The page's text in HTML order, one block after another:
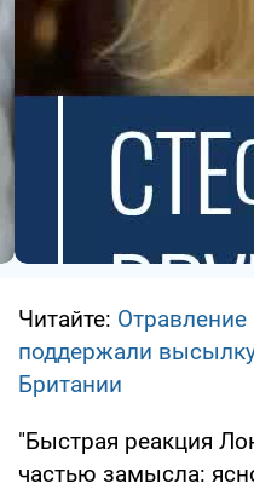
Читайте:
поддержали
Британии
"Быстрая реакция
частью замысла: